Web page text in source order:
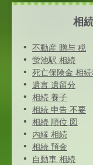
相
不動産 贈与 税
蛍池駅 相続
死亡保険金 相
遺言 遺留分
相続 養子
相続 申告 不要
相続 順位 図
内縁 相続
相続 預金
自動車 相続